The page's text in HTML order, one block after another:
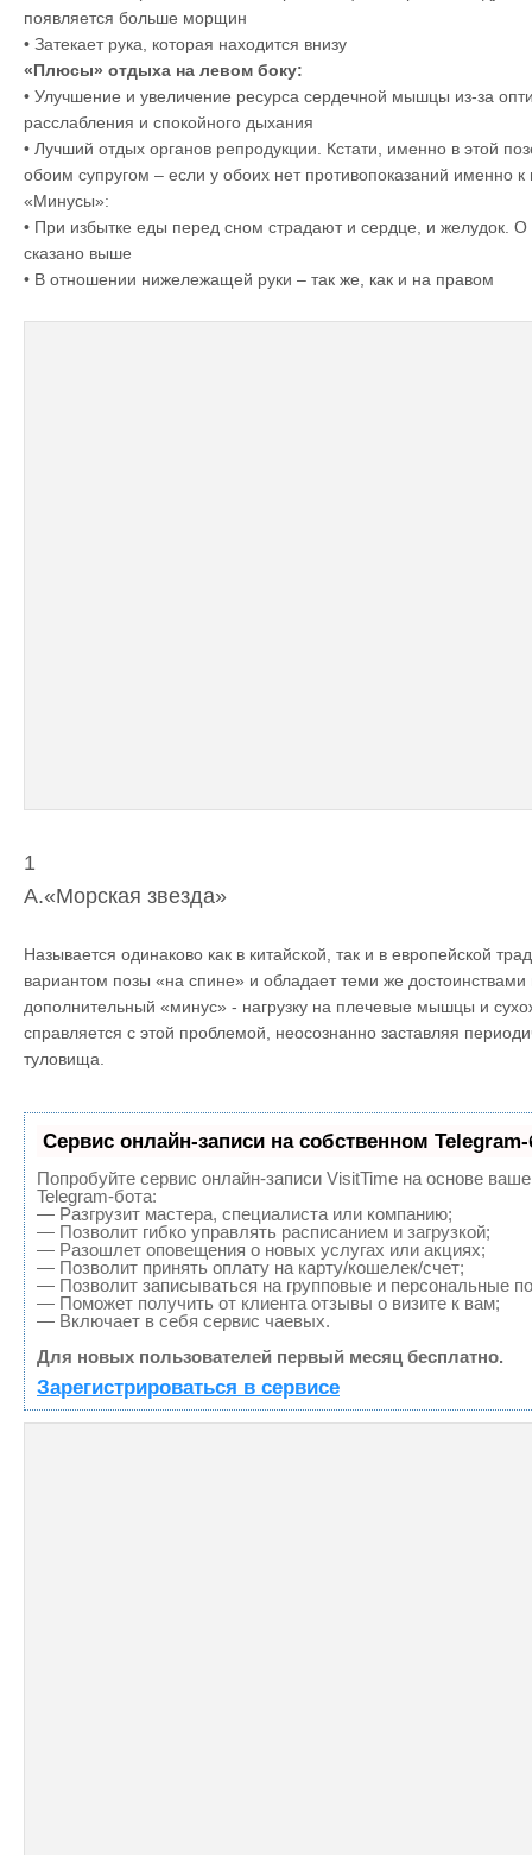
появляется больше морщин
• Затекает рука, которая находится внизу
«Плюсы» отдыха на левом боку:
• Улучшение и увеличение ресурса сердечной мышцы из-за
расслабления и спокойного дыхания
• Лучший отдых органов репродукции. Кстати, именно в этой
обоим супругом – если у обоих нет противопоказаний именно к
«Минусы»:
• При избытке еды перед сном страдают и сердце, и желудок.
сказано выше
• В отношении нижележащей руки – так же, как и на правом
1
A.«Морская звезда»
Называется одинаково как в китайской, так и в европейской
вариантом позы «на спине» и обладает теми же
дополнительный «минус» - нагрузку на плечевые мышцы и
справляется с этой проблемой, неосознанно заставляя
туловища.
Сервис онлайн-записи на собственном Telegram-
Попробуйте сервис онлайн-записи VisitTime на основе
Telegram-бота:
— Разгрузит мастера, специалиста или компанию;
— Позволит гибко управлять расписанием и загрузкой;
— Разошлет оповещения о новых услугах или акциях;
— Позволит принять оплату на карту/кошелек/счет;
— Позволит записываться на групповые и персональные
— Поможет получить от клиента отзывы о визите к вам;
— Включает в себя сервис чаевых.
Для новых пользователей первый месяц бесплатно.
Зарегистрироваться в сервисе